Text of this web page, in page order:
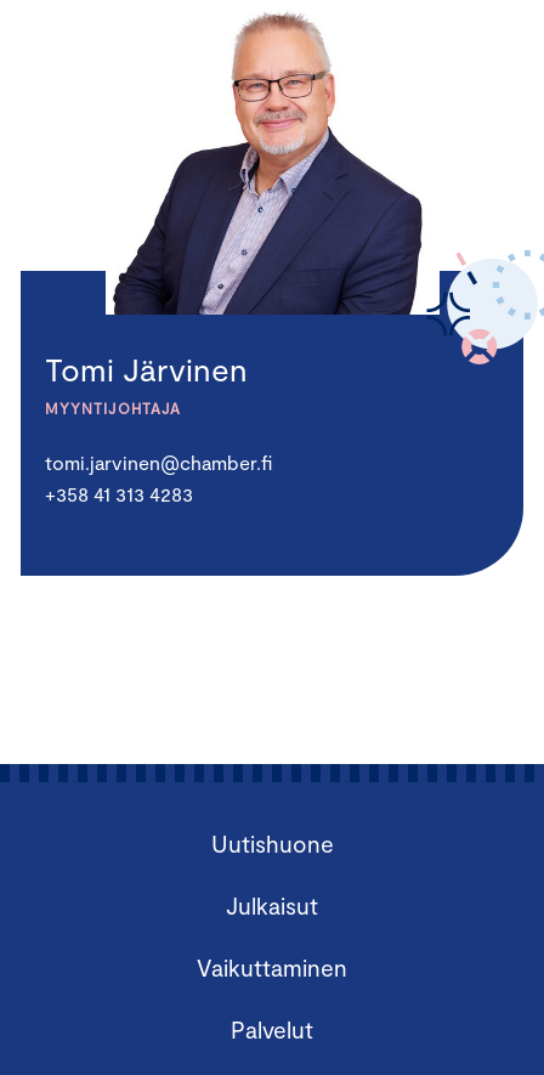
Tomi Järvinen
MYYNTIJOHTAJA
tomi.jarvinen@chamber.fi
+358 41 313 4283
Uutishuone
Julkaisut
Vaikuttaminen
Palvelut